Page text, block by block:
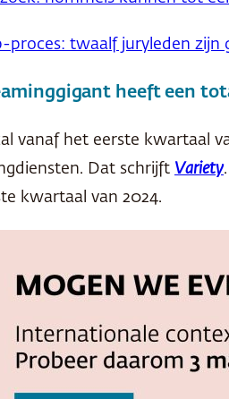
proces: twaalf juryleden zijn
heeft een
vanaf het eerste kwartaal
Dat schrijft Variety
kwartaal van 2024.